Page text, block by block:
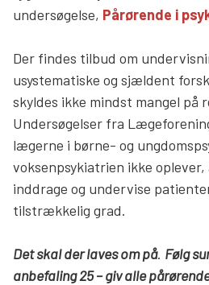
undersøgelse, Pårørende i
Der findes tilbud om
usystematiske og sjældent
skyldes ikke mindst mangel på
Undersøgelser fra
lægerne i børne- og
voksenpsykiatrien ikke
inddrage og undervise
tilstrækkelig grad.
Det skal der laves om på. Følg
anbefaling 25 – giv alle